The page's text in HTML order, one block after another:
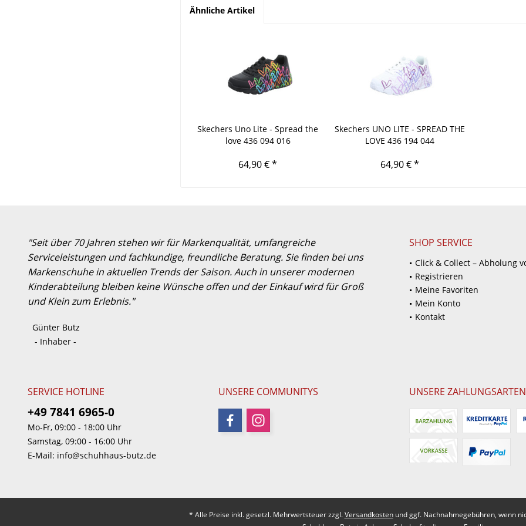
Ähnliche Artikel
Skechers Uno Lite - Spread the
love 436 094 016
64,90 € *
Skechers UNO LITE - SPREAD THE
LOVE 436 194 044
64,90 € *
"Seit über 70 Jahren stehen wir für Markenqualität, umfangreiche
Serviceleistungen und fachkundige, freundliche Beratung. Sie finden bei uns
Markenschuhe in aktuellen Trends der Saison. Auch in unserer modernen
Kinderabteilung bleiben keine Wünsche offen und der Einkauf wird für Groß
und Klein zum Erlebnis."
Günter Butz
- Inhaber -
SHOP SERVICE
Click & Collect – Abholung
Registrieren
Meine Favoriten
Mein Konto
Kontakt
SERVICE HOTLINE
+49 7841 6965-0
Mo-Fr, 09:00 - 18:00 Uhr
Samstag, 09:00 - 16:00 Uhr
E-Mail: info@schuhhaus-butz.de
UNSERE COMMUNITYS UNSERE ZAHLUNGSARTEN
* Alle Preise inkl. gesetzl. Mehrwertsteuer zzgl.Versandkostenund ggf. Nachnahmegebühren, wenn